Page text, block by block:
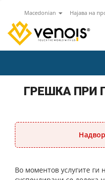
Macedonian Најава на
ГРЕШКА ПРИ
Во моментов услугите ги